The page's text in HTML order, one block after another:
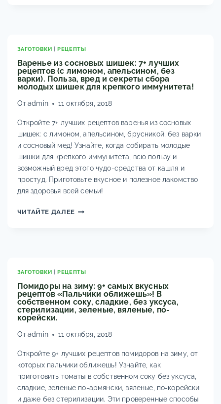
ПАЛЬЧИКИ
ЛУЧШИЕ
И
САМЫЕ
ВКУСНЫЕ
БАКЛАЖАННОЙ
ИКРЫ
ЗАГОТОВКИ |РЕЦЕПТЫ
Варенье из сосновых шишек: 7+ лучших
рецептов (с лимоном, апельсином, без
варки). Польза, вред и секреты сбора
молодых шишек для крепкого иммунитета!
Отadmin 11 октября, 2018
Откройте 7+ лучших рецептов варенья из сосновых
шишек: с лимоном, апельсином, брусникой, без варки
и сосновый мед! Узнайте, когда собирать молодые
шишки для крепкого иммунитета, всю пользу и
возможный вред этого чудо-средства от кашля и
простуд. Приготовьте вкусное и полезное лакомство
для здоровья всей семьи!
ЧИТАЙТЕ ДАЛЕЕВАРЕНЬЕ
РЕЦЕПТОВ
ЛИМОНОМ,
АПЕЛЬСИНОМ,
БЕЗ
ПОЛЬЗА,
И
СЕКРЕТЫ
СБОРА
МОЛОДЫХ
ШИШЕК
ЗАГОТОВКИ |РЕЦЕПТЫ
Помидоры на зиму: 9+ самых вкусных
рецептов «Пальчики оближешь»! В
собственном соку, сладкие, без уксуса,
стерилизации, зеленые, вяленые, по-
корейски.
Отadmin 11 октября, 2018
Откройте 9+ лучших рецептов помидоров на зиму, от
которых пальчики оближешь! Узнайте, как
приготовить томаты в собственном соку без уксуса,
сладкие, зеленые по-армянски, вяленые, по-корейски
и даже без стерилизации. Эти проверенные способы